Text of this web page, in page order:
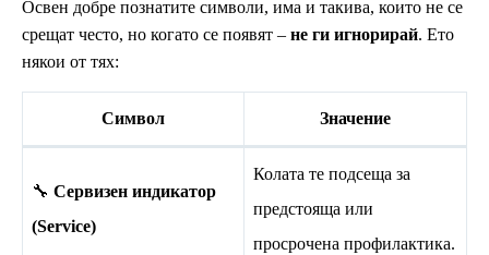
Освен добре познатите символи, има и такива, които не се
срещат често, но когато се появят – не ги игнорирай. Ето
някои от тях:
Символ Значение
🔧 Сервизен индикатор
(Service)
Колата те подсеща за
предстояща или
просрочена профилактика.